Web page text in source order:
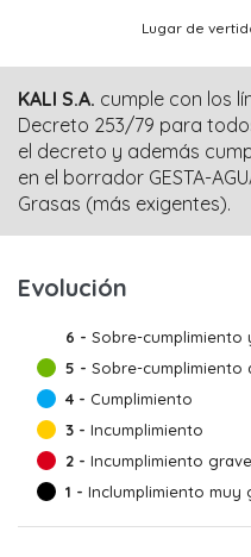
Lugar de
KALI S.A. cumple con los
Decreto 253/79 para
el decreto y además
en el borrador GESTA-
Grasas (más exigentes).
Evolución
6 - Sobre-cumplimiento
5 - Sobre-cumplimiento
4 - Cumplimiento
3 - Incumplimiento
2 - Incumplimiento grave
1 - Inclumplimiento muy